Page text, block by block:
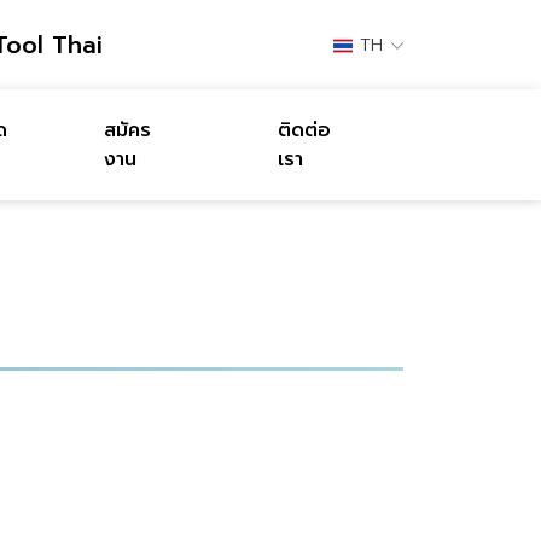
Thai TH
สมัคร
งาน
ติดต่อ
เรา